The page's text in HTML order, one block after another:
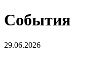
События
29.06.2026